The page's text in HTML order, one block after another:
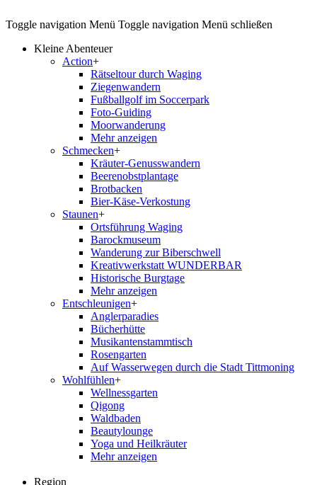
Toggle navigation Menü Toggle navigation Menü schließen
Kleine Abenteuer
Action+
Rätseltour durch Waging
Ziegenwandern
Fußballgolf im Soccerpark
Foto-Guiding
Moorwanderung
Mehr anzeigen
Schmecken+
Kräuter-Genusswandern
Beerenobstplantage
Brotbacken
Bier-Käse-Verkostung
Staunen+
Ortsführung Waging
Barockmuseum
Wanderung zur Biberschwell
Kreativwerkstatt WUNDERBAR
Historische Burgtage
Mehr anzeigen
Entschleunigen+
Anglerparadies
Bücherhütte
Musikantenstammtisch
Rosengarten
Auf Wasserwegen durch die Stadt Tittmoning
Wohlfühlen+
Wellnessgarten
Qigong
Waldbaden
Beautylounge
Yoga und Heilkräuter
Mehr anzeigen
Region